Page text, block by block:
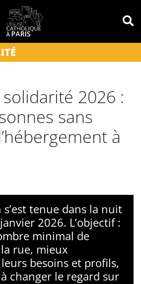
2026 :
sans
à
tenue dans la nuit
2026. L’objectif :
minimal de
rue, mieux
besoins et profils,
changer le regard sur
cookies